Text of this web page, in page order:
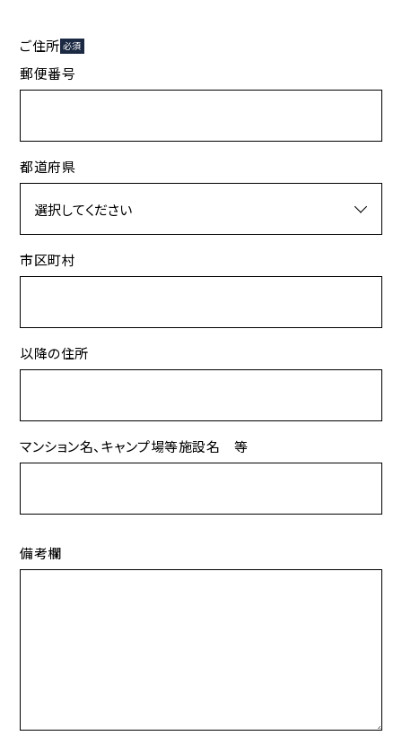
ご住所 必須
郵便番号
都道府県
市区町村
以降の住所
マンション名、キャンプ場等施設名 等
備考欄